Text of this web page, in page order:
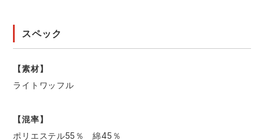
スペック
【素材】
ライトワッフル
【混率】
ポリエステル55％ 綿45％